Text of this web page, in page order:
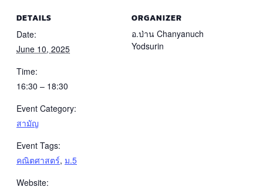
DETAILS
Date:
June 10, 2025
Time:
16:30 – 18:30
Event Category:
สามัญ
Event Tags:
คณิตศาสตร์, ม.5
Website:
ORGANIZER
อ.ป่าน Chanyanuch
Yodsurin